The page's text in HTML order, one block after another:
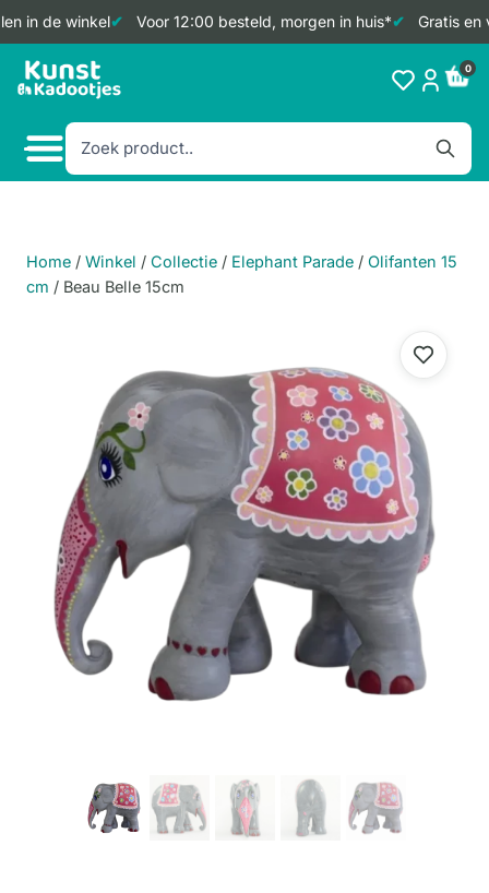
in de winkel Voor 12:00 besteld, morgen in huis* Gratis en
Doorgaan
naar
0
Home / Winkel / Collectie / Elephant Parade / Olifanten 15
cm / Beau Belle 15cm